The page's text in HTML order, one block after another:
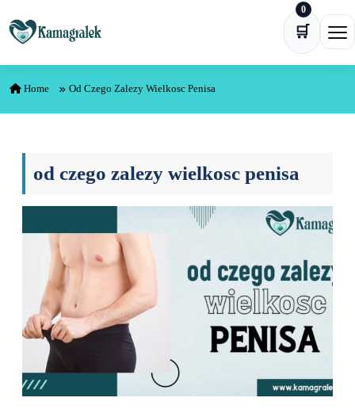
🛒
0
Home Od Czego Zalezy Wielkosc Penisa
od czego zalezy wielkosc penisa